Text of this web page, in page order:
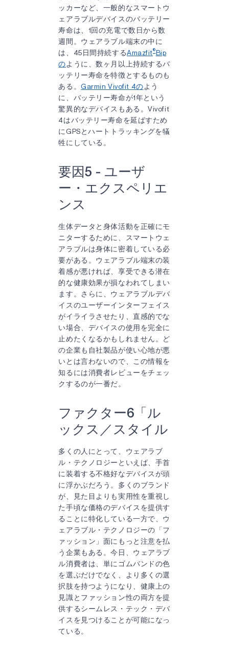
ッカーなど、一般的なスマートウ
ェアラブルデバイスのバッテリー
寿命は、1回の充電で数日から数
週間。ウェアラブル端末の中に
は、45日間持続するAmazfit®Bip
のように、数ヶ月以上持続するバ
ッテリー寿命を特徴とするものも
ある。Garmin Vivofit 4のよう
に、バッテリー寿命が1年という
驚異的なデバイスもある。Vivofit
4はバッテリー寿命を延ばすため
にGPSとハートトラッキングを犠
牲にしている。
要因5 - ユーザ
ー・エクスペリエ
ンス
生体データと身体活動を正確にモ
ニターするために、スマートウェ
アラブルは身体に密着している必
要がある。ウェアラブル端末の装
着感が悪ければ、享受できる潜在
的な健康効果が損なわれてしまい
ます。さらに、ウェアラブルデバ
イスのユーザーインターフェイス
がイライラさせたり、直感的でな
い場合、デバイスの使用を完全に
止めたくなるかもしれません。ど
の企業も自社製品が使い心地が悪
いとは言わないので、この情報を
知るには消費者レビューをチェッ
クするのが一番だ。
ファクター6「ル
ックス／スタイル
多くの人にとって、ウェアラブ
ル・テクノロジーといえば、手首
に装着する不格好なデバイスが頭
に浮かぶだろう。多くのブランド
が、見た目よりも実用性を重視し
た手頃な価格のデバイスを提供す
ることに特化している一方で、ウ
ェアラブル・テクノロジーの「フ
ァッション」面にもっと注意を払
う企業もある。今日、ウェアラブ
ル消費者は、単にゴムバンドの色
を選ぶだけでなく、より多くの選
択肢を持つようになり、健康上の
見識とファッション性の両方を提
供するシームレス・テック・デバ
イスを見つけることが可能になっ
ている。